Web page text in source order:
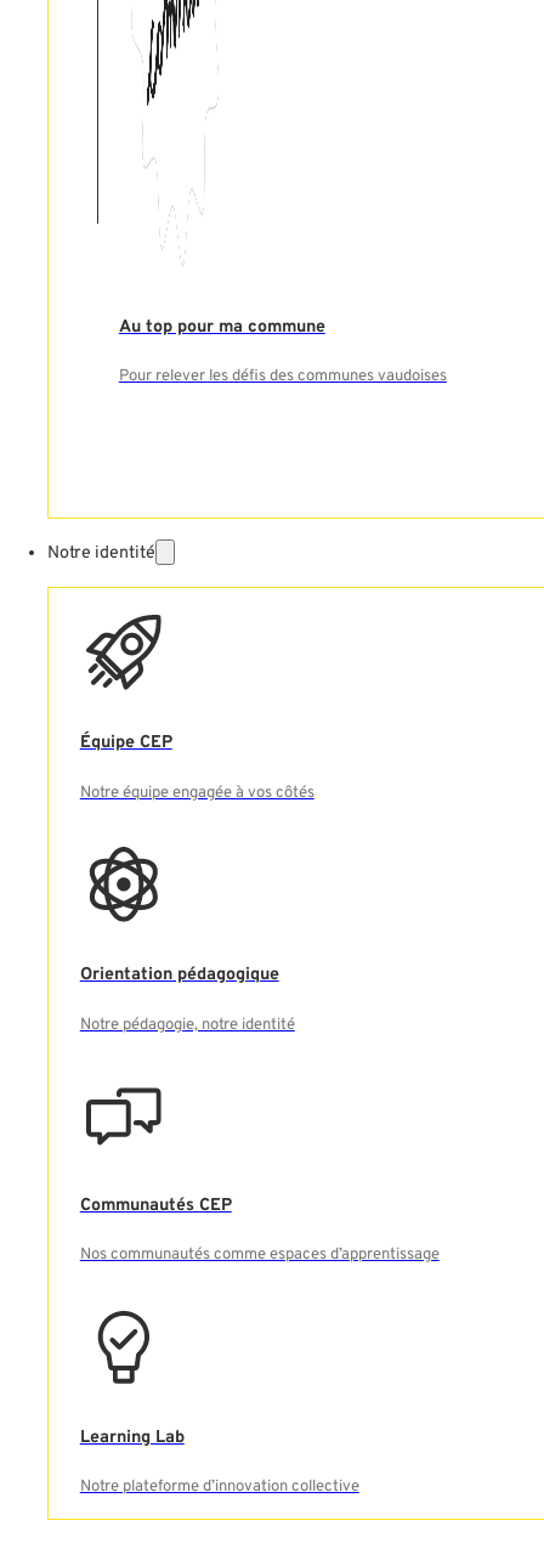
Au top pour ma commune
Pour relever les défis des communes vaudoises
Notre identité
Équipe CEP
Notre équipe engagée à vos côtés
Orientation pédagogique
Notre pédagogie, notre identité
Communautés CEP
Nos communautés comme espaces d’apprentissage
Learning Lab
Notre plateforme d’innovation collective